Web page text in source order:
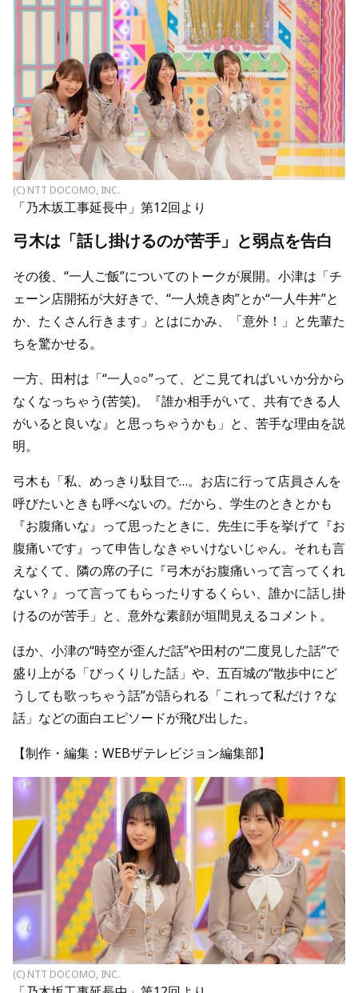
(C) NTT DOCOMO, INC.
「乃木坂工事延長中」第12回より
弓木は「話し掛けるのが苦手」と弱点を告白
その後、“一人ご飯”についてのトークが展開。小津は「チ
ェーン店開拓が大好きで、“一人焼き肉”とか“一人牛丼”と
か、たくさん行きます」とはにかみ、「意外！」と先輩た
ちを驚かせる。
一方、田村は「“一人○○”って、どこ見てればいいか分から
なくなっちゃう(苦笑)。『誰か相手がいて、共有できる人
がいると良いな』と思っちゃうかも」と、苦手な理由を説
明。
弓木も「私、めっきり駄目で…。お店に行って店員さんを
呼びたいときも呼べないの。だから、学生のときとかも
『お腹痛いな』って思ったときに、先生に手を挙げて『お
腹痛いです』って申告しなきゃいけないじゃん。それも言
えなくて、隣の席の子に『弓木がお腹痛いって言ってくれ
ない？』って言ってもらったりするくらい、誰かに話し掛
けるのが苦手」と、意外な素顔が垣間見えるコメント。
ほか、小津の“時空が歪んだ話”や田村の“二度見した話”で
盛り上がる「びっくりした話」や、五百城の“散歩中にど
うしても歌っちゃう話”が語られる「これって私だけ？な
話」などの面白エピソードが飛び出した。
【制作・編集：WEBザテレビジョン編集部】
(C) NTT DOCOMO, INC.